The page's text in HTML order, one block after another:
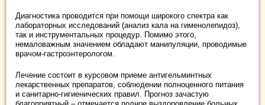
Диагностика проводится при помощи широкого спектра как
лабораторных исследований (анализ кала на гименолепидоз),
так и инструментальных процедур. Помимо этого,
немаловажным значением обладают манипуляции, проводимые
врачом-гастроэнтерологом.
Лечение состоит в курсовом приеме антигельминтных
лекарственных препаратов, соблюдении полноценного питания
и санитарно-гигиенических правил. Прогноз зачастую